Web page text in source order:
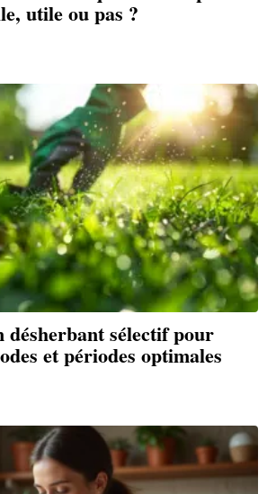
utile ou pas ?
sélectif pour
et périodes optimales